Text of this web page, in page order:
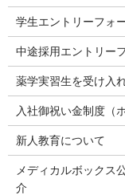
学生エントリーフォ
中途採用エントリー
薬学実習生を受け入
入社御祝い金制度（
新人教育について
メディカルボックス
介